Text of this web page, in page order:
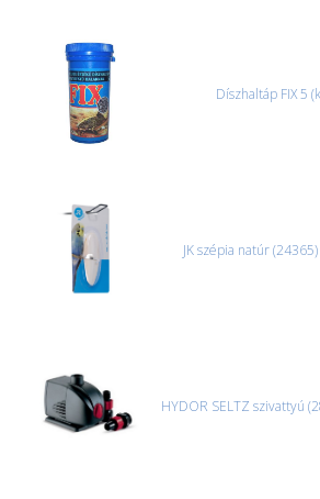
Díszhaltáp FIX 5
JK szépia natúr
HYDOR SELTZ szivattyú